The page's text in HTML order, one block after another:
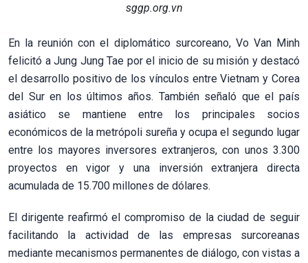
sggp.org.vn
En la reunión con el diplomático surcoreano, Vo Van Minh
felicitó a Jung Jung Tae por el inicio de su misión y destacó
el desarrollo positivo de los vínculos entre Vietnam y Corea
del Sur en los últimos años. También señaló que el país
asiático se mantiene entre los principales socios
económicos de la metrópoli sureña y ocupa el segundo lugar
entre los mayores inversores extranjeros, con unos 3.300
proyectos en vigor y una inversión extranjera directa
acumulada de 15.700 millones de dólares.
El dirigente reafirmó el compromiso de la ciudad de seguir
facilitando la actividad de las empresas surcoreanas
mediante mecanismos permanentes de diálogo, con vistas a